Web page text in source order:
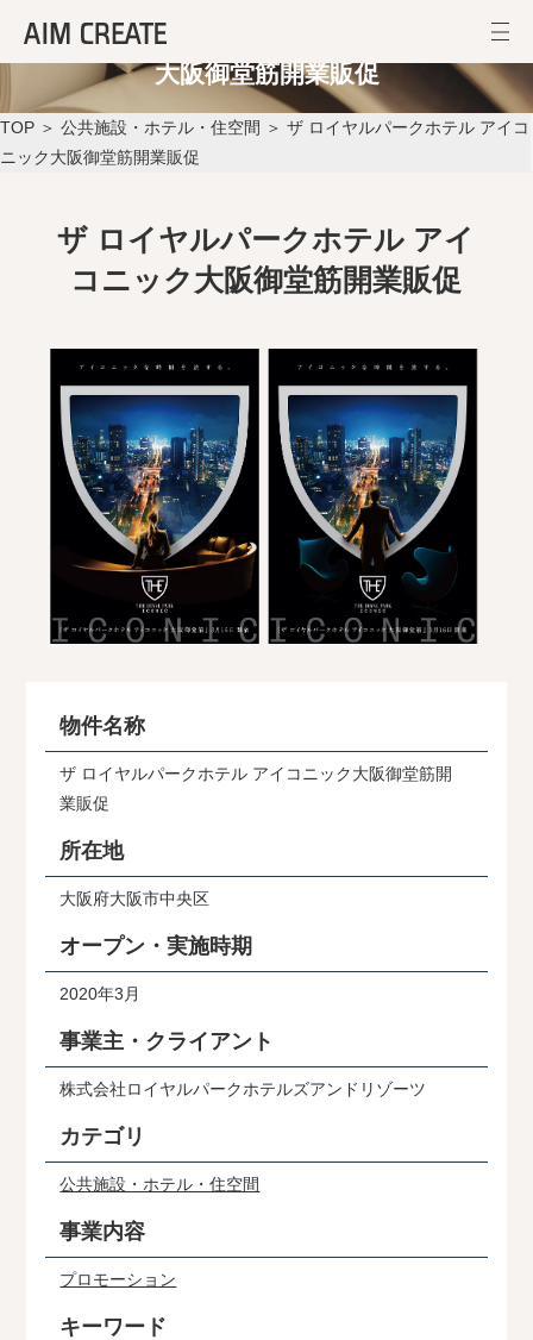
ザ ロイヤルパークホテル アイコニック
大阪御堂筋開業販促
TOP ＞ 公共施設・ホテル・住空間 ＞ ザ ロイヤルパークホテル アイコ
ニック大阪御堂筋開業販促
ザ ロイヤルパークホテル アイ
コニック大阪御堂筋開業販促
物件名称
ザ ロイヤルパークホテル アイコニック大阪御堂筋開
業販促
所在地
大阪府大阪市中央区
オープン・実施時期
2020年3月
事業主・クライアント
株式会社ロイヤルパークホテルズアンドリゾーツ
カテゴリ
公共施設・ホテル・住空間
事業内容
プロモーション
キーワード